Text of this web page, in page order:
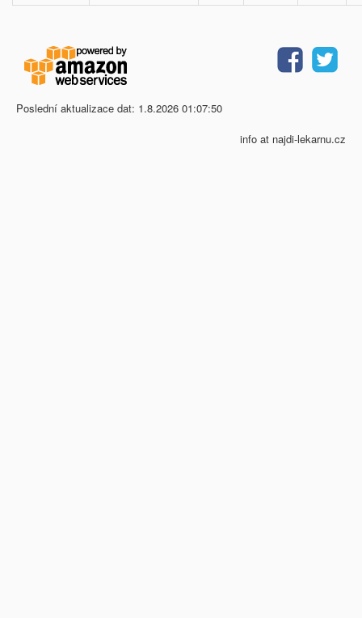
Poslední aktualizace dat: 1.8.2026 01:07:50
info at najdi-lekarnu.cz